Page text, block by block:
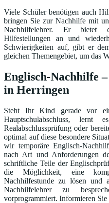
Viele Schüler benötigen auch
bringen Sie zur Nachhilfe mit
Nachhilfelehrer. Er bietet
Hilfestellungen an und
Schwierigkeiten auf, gibt er
gleichen Themengebiet, um das
Englisch-Nachhilfe
in Herringen
Steht Ihr Kind gerade vor
Hauptschulabschluss,
Realabschlussprüfung oder
optimal auf diese besondere
wir temporäre Englisch-
nach Art und Anforderungen
schriftliche Teile der
die Möglichkeit, eine
Nachhilfestunde zu lösen und
Nachhilfelehrer zu
vorprogrammiert. Informieren Sie